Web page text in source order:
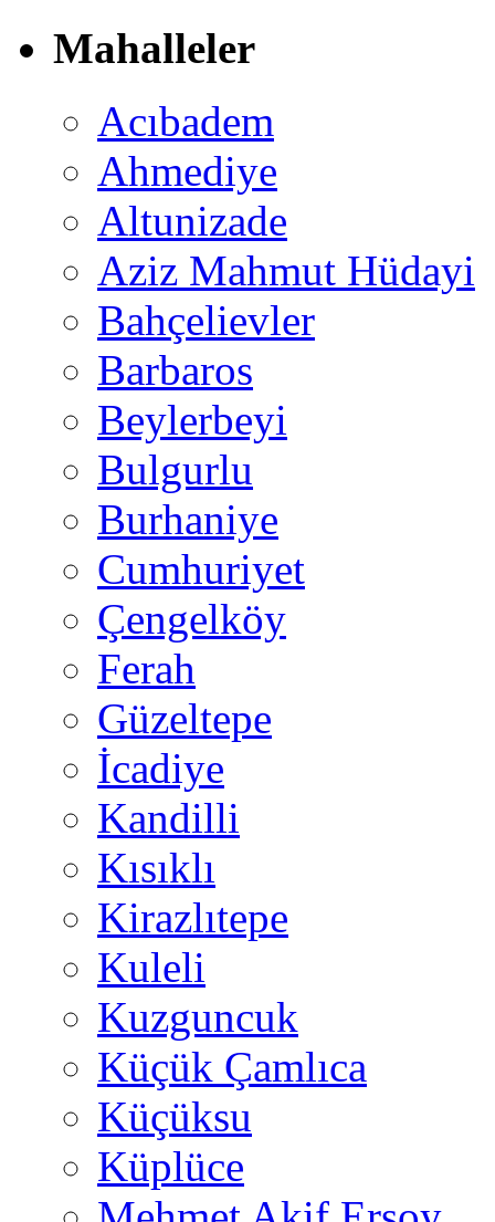
Mahalleler
Acıbadem
Ahmediye
Altunizade
Aziz Mahmut Hüdayi
Bahçelievler
Barbaros
Beylerbeyi
Bulgurlu
Burhaniye
Cumhuriyet
Çengelköy
Ferah
Güzeltepe
İcadiye
Kandilli
Kısıklı
Kirazlıtepe
Kuleli
Kuzguncuk
Küçük Çamlıca
Küçüksu
Küplüce